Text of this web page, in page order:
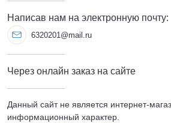
Написав нам на электронную почту:
6320201@mail.ru
Через онлайн заказ на сайте
Данный сайт не является интернет-
информационный характер.